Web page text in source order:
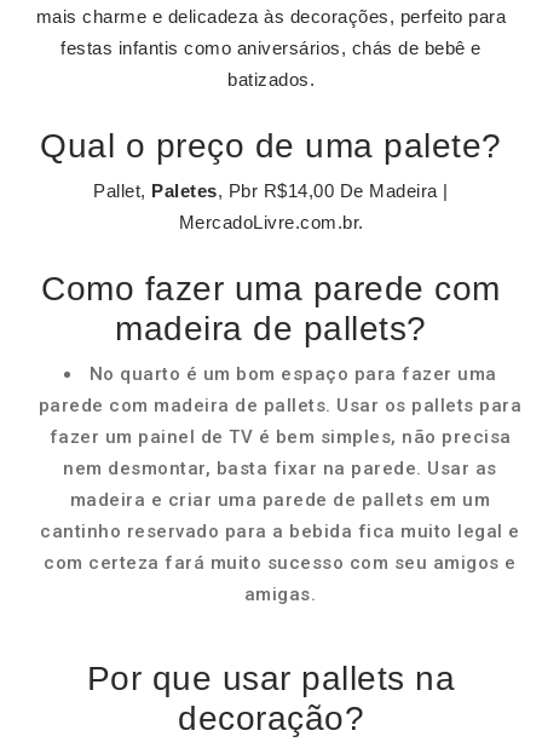
mais charme e delicadeza às decorações, perfeito para
festas infantis como aniversários, chás de bebê e
batizados.
Qual o preço de uma palete?
Pallet, Paletes, Pbr R$14,00 De Madeira |
MercadoLivre.com.br.
Como fazer uma parede com
madeira de pallets?
No quarto é um bom espaço para fazer uma
parede com madeira de pallets. Usar os pallets para
fazer um painel de TV é bem simples, não precisa
nem desmontar, basta fixar na parede. Usar as
madeira e criar uma parede de pallets em um
cantinho reservado para a bebida fica muito legal e
com certeza fará muito sucesso com seu amigos e
amigas.
Por que usar pallets na
decoração?